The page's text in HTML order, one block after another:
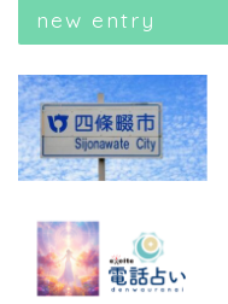
new entry